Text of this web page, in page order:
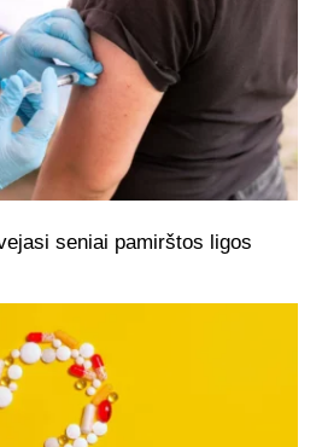
seniai pamirštos ligos